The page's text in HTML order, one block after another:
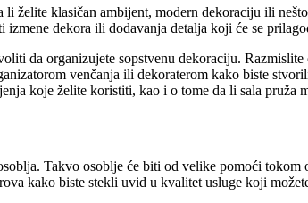
želite klasičan ambijent, modern dekoraciju ili
dekora ili dodavanja detalja koji će se
da organizujete sopstvenu dekoraciju.
venčanja ili dekoraterom kako biste
koje želite koristiti, kao i o tome da li sala pruža
Takvo osoblje će biti od velike pomoći
kako biste stekli uvid u kvalitet usluge koji